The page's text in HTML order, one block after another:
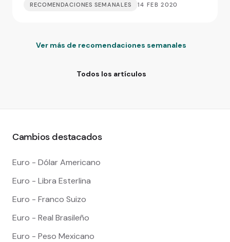
RECOMENDACIONES SEMANALES 14 FEB 2020
Ver más de recomendaciones semanales
Todos los artículos
Cambios destacados
Euro - Dólar Americano
Euro - Libra Esterlina
Euro - Franco Suizo
Euro - Real Brasileño
Euro - Peso Mexicano